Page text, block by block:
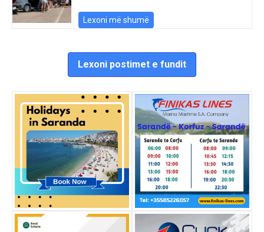
Lexoni më shumë
Lexoni postimet e fundit